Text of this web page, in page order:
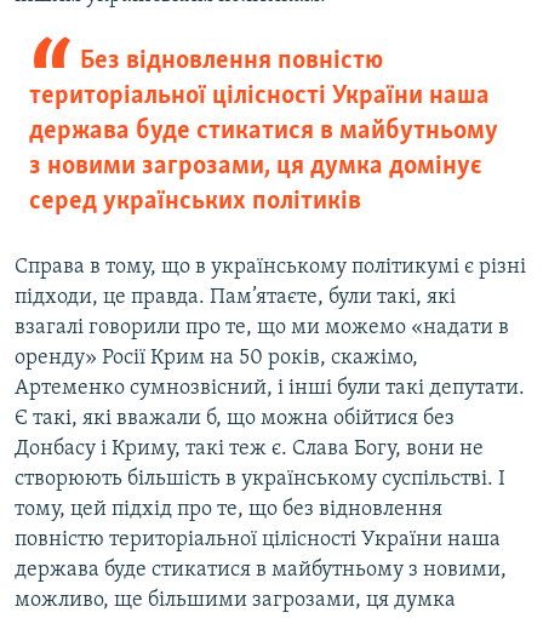
Без відновлення повністю
територіальної цілісності України наша
держава буде стикатися в майбутньому
з новими загрозами, ця думка домінує
серед українських політиків
Справа в тому, що в українському політикумі є різні
підходи, це правда. Пам’ятаєте, були такі, які
взагалі говорили про те, що ми можемо «надати в
оренду» Росії Крим на 50 років, скажімо,
Артеменко сумнозвісний, і інші були такі депутати.
Є такі, які вважали б, що можна обійтися без
Донбасу і Криму, такі теж є. Слава Богу, вони не
створюють більшість в українському суспільстві. І
тому, цей підхід про те, що без відновлення
повністю територіальної цілісності України наша
держава буде стикатися в майбутньому з новими,
можливо, ще більшими загрозами, ця думка